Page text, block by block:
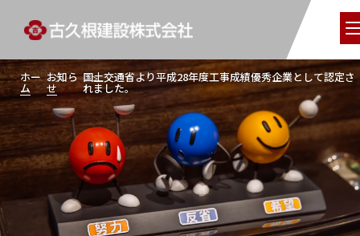
ホー
ム
お知ら
せ
国土交通省より平成28年度工事成績優秀企業として認定さ
れました。